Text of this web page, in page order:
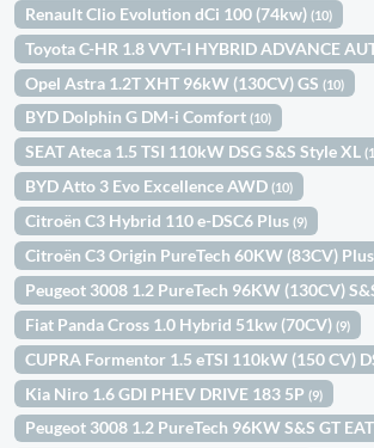
Renault Clio Evolution dCi 100 (74kw)(10)
Toyota C-HR 1.8 VVT-I HYBRID ADVANCE
Opel Astra 1.2T XHT 96kW (130CV) GS(10)
BYD Dolphin G DM-i Comfort(10)
SEAT Ateca 1.5 TSI 110kW DSG S&S Style XL
BYD Atto 3 Evo Excellence AWD(10)
Citroën C3 Hybrid 110 e-DSC6 Plus(9)
Citroën C3 Origin PureTech 60KW (83CV)
Peugeot 3008 1.2 PureTech 96KW (130CV)
Fiat Panda Cross 1.0 Hybrid 51kw (70CV)(9)
CUPRA Formentor 1.5 eTSI 110kW (150 CV)
Kia Niro 1.6 GDI PHEV DRIVE 183 5P(9)
Peugeot 3008 1.2 PureTech 96KW S&S GT